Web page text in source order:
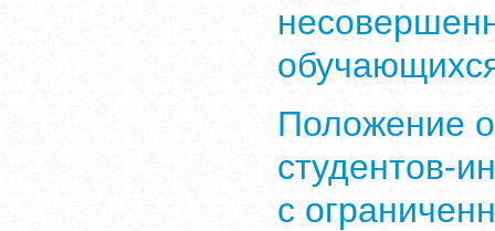
Положение
студентов-
с